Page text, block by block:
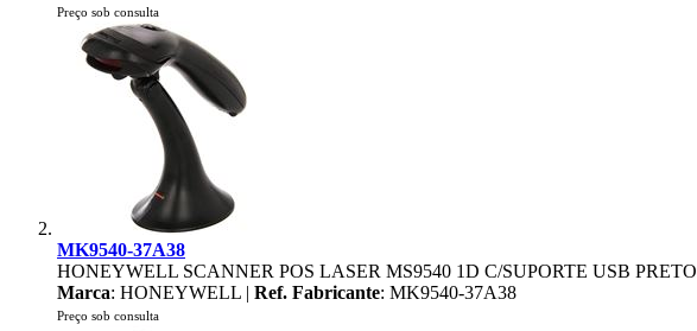
Preço sob consulta
MK9540-37A38
HONEYWELL SCANNER POS LASER MS9540 1D C/SUPORTE USB PRETO
Marca: HONEYWELL | Ref. Fabricante: MK9540-37A38
Preço sob consulta